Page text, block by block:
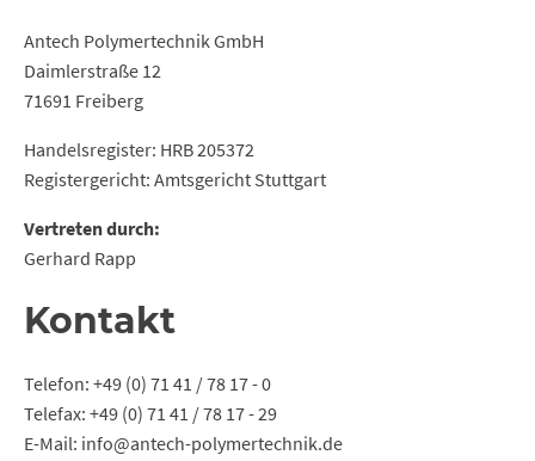
Antech Polymertechnik GmbH
Daimlerstraße 12
71691 Freiberg
Handelsregister: HRB 205372
Registergericht: Amtsgericht Stuttgart
Vertreten durch:
Gerhard Rapp
Kontakt
Telefon: +49 (0) 71 41 / 78 17 - 0
Telefax: +49 (0) 71 41 / 78 17 - 29
E-Mail: info@antech-polymertechnik.de